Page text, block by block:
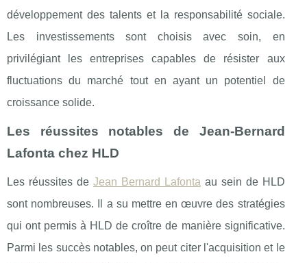
développement des talents et la responsabilité sociale.
Les investissements sont choisis avec soin, en
privilégiant les entreprises capables de résister aux
fluctuations du marché tout en ayant un potentiel de
croissance solide.
Les réussites notables de Jean-Bernard
Lafonta chez HLD
Les réussites de Jean Bernard Lafonta au sein de HLD
sont nombreuses. Il a su mettre en œuvre des stratégies
qui ont permis à HLD de croître de manière significative.
Parmi les succès notables, on peut citer l'acquisition et le